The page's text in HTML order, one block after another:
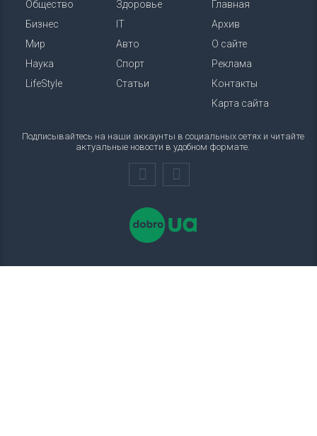
Общество
Бизнес
Мир
Наука
LifeStyle
Здоровье
IT
Авто
Спорт
Статьи
Главная
Архив
О сайте
Реклама
Контакты
Карта сайта
Подписывайтесь на наши аккаунты в социальных сетях и читайте
актуальные новости в удобном формате.